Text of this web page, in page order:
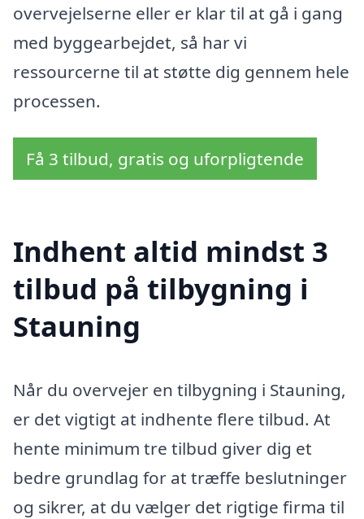
overvejelserne eller er klar til at gå i gang
med byggearbejdet, så har vi
ressourcerne til at støtte dig gennem hele
processen.
Få 3 tilbud, gratis og uforpligtende
Indhent altid mindst 3
tilbud på tilbygning i
Stauning
Når du overvejer en tilbygning i Stauning,
er det vigtigt at indhente flere tilbud. At
hente minimum tre tilbud giver dig et
bedre grundlag for at træffe beslutninger
og sikrer, at du vælger det rigtige firma til